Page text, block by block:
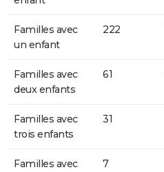
Familles avec
un enfant
222
Familles avec
deux enfants
61
Familles avec
trois enfants
31
Familles avec
7